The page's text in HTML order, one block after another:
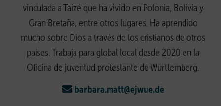
vinculada a Taizé que ha vivido en Polonia, Bolivia y
Gran Bretaña, entre otros lugares. Ha aprendido
mucho sobre Dios a través de los cristianos de otros
países. Trabaja para global local desde 2020 en la
Oficina de juventud protestante de Württemberg.
barbara.matt@ejwue.de